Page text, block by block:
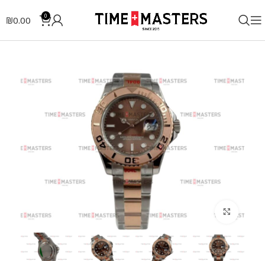
0
₪0.00
לחצו להגדלה